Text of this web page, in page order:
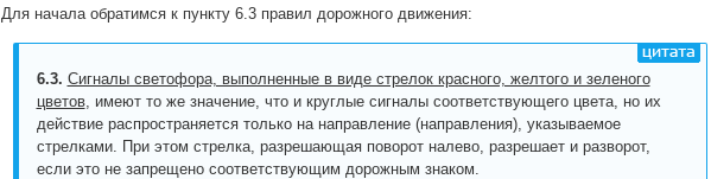
Для начала обратимся к пункту 6.3 правил дорожного движения:
6.3. Сигналы светофора, выполненные в виде стрелок красного, желтого и зеленого
цветов, имеют то же значение, что и круглые сигналы соответствующего цвета, но их
действие распространяется только на направление (направления), указываемое
стрелками. При этом стрелка, разрешающая поворот налево, разрешает и разворот,
если это не запрещено соответствующим дорожным знаком.